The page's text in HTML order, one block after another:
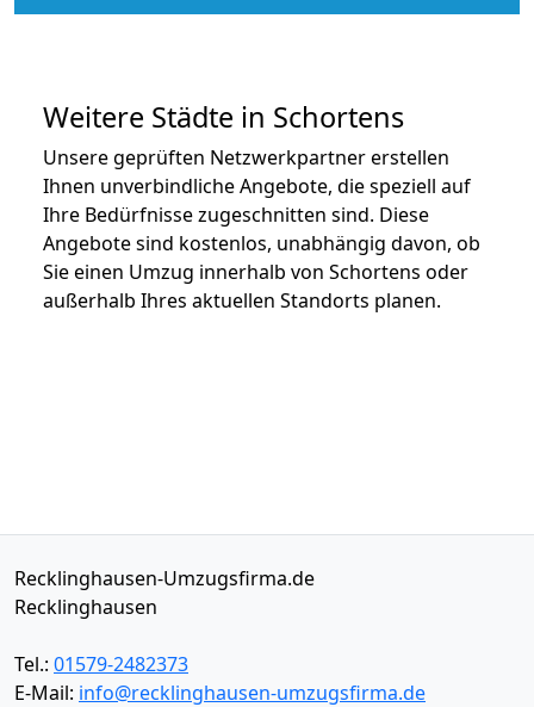
Weitere Städte in Schortens
Unsere geprüften Netzwerkpartner erstellen
Ihnen unverbindliche Angebote, die speziell auf
Ihre Bedürfnisse zugeschnitten sind. Diese
Angebote sind kostenlos, unabhängig davon, ob
Sie einen Umzug innerhalb von Schortens oder
außerhalb Ihres aktuellen Standorts planen.
Recklinghausen-Umzugsfirma.de
Recklinghausen
Tel.: 01579-2482373
E-Mail: info@recklinghausen-umzugsfirma.de